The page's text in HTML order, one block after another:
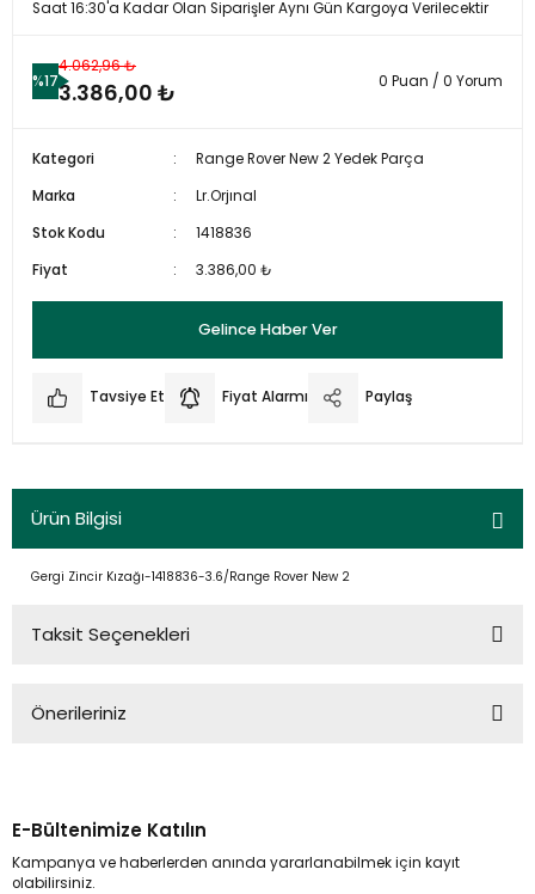
Saat 16:30'a Kadar Olan Siparişler Aynı Gün Kargoya Verilecektir
%17
4.062,96 ₺
3.386,00 ₺ 0 Puan / 0 Yorum
Kategori
Range Rover New 2 Yedek Parça
Marka
Lr.Orjınal
Stok Kodu
1418836
Fiyat
3.386,00 ₺
Gelince Haber Ver
Tavsiye Et Fiyat Alarmı Paylaş
Ürün Bilgisi
Gergi Zincir Kızağı-1418836-3.6/Range Rover New 2
Taksit Seçenekleri
Önerileriniz
kullanarak tarafımıza iletebilirsiniz.
Görüş ve önerileriniz için teşekkür ederiz.
E-Bültenimize Katılın
Kampanya ve haberlerden anında yararlanabilmek için kayıt
olabilirsiniz.